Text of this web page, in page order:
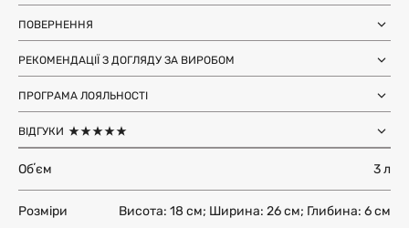
Обʼєм 3 л
Розміри Висота: 18 см; Ширина: 26 см; Глибина: 6 см
Україні) 1-3 дні
Самовивіз з магазинів Harvest після SMS-підтвердження про
Міжнародна доставка Нова Пошта
Global
терміни уточнюйте для вашої
країни
Доставка день в день по Києву (за
умови наявності на складі у Києві)
12 годин (наявність перевіряйте в
картці товару)
Більше інформації
ПОВЕРНЕННЯ
Ми залишили можливість повернення та обміну, щоб ви
почувались впевнено під час покупки. Ви можете
повернути або обміняти товар протягом 14 днів після
отримання замовлення.
Більше інформації
РЕКОМЕНДАЦІЇ З ДОГЛЯДУ ЗА ВИРОБОМ
не прасувати;
не прати у пральній машині, оскільки це зношує матеріал
та руйнує його поліуретанову основу. Також можуть
залишатись плями від порошку;
дозволяється лише ручне прання, для цього можна
використовувати губку та ємність з наповненою водою і
ph-нейтральним милом;
спирту (у т.ч. антисептик);
блискавки рюкзака чи сумки повинні зберігатися в
ПРОГРАМА ЛОЯЛЬНОСТІ
Отримуйте бонуси з кожного замовлення та
використовуйте їх для наступних покупок. Авторизуйтесь
на сайті, щоб накопичувати та списувати бонуси.
Більше інформації
ВІДГУКИ